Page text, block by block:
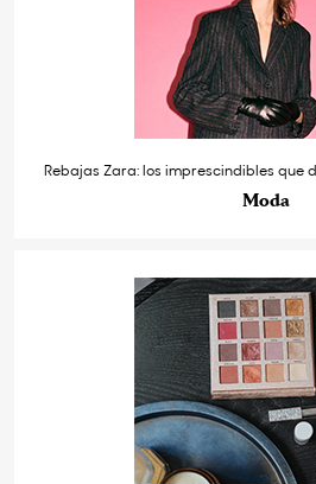
Rebajas Zara: los imprescindibles que
Moda